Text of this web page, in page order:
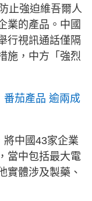
止強迫維吾爾人
業的產品。中國
行視訊通話僅隔
施，中方「強烈
番茄產品 逾兩成
將中國43家企業
當中包括最大電
實體涉及製藥、